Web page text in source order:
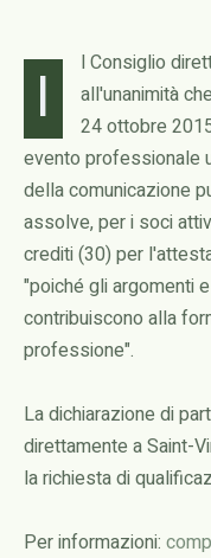
I
l Consiglio
all'unanimità
24 ottobre
evento professionale
della comunicazione
assolve, per i soci
crediti (30) per
"poiché gli argomenti
contribuiscono alla
professione".
La dichiarazione di
direttamente a Saint-
la richiesta di
Per informazioni: